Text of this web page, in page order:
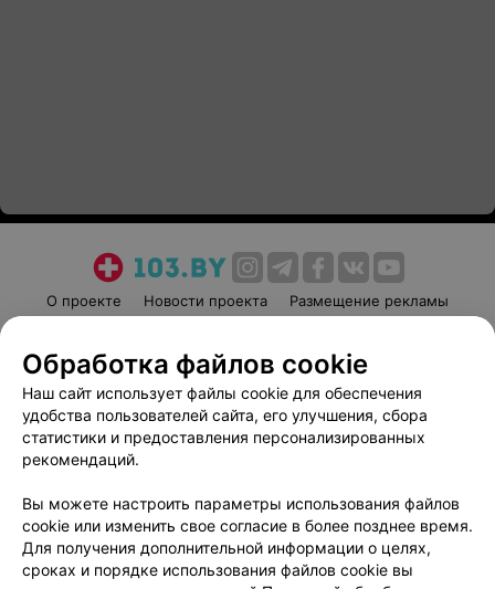
О проекте Новости проекта
Размещение рекламы
Пользовательское соглашение
Способы оплаты
Вакансии
Партнеры
Написать руководителю 103.by
Обработка персональных данных
Обработка файлов cookie
Наш сайт использует файлы cookie для обеспечения
удобства пользователей сайта, его улучшения, сбора
статистики и предоставления персонализированных
рекомендаций.
Вы можете настроить параметры использования файлов
cookie или изменить свое согласие в более позднее время.
Для получения дополнительной информации о целях,
сроках и порядке использования файлов cookie вы